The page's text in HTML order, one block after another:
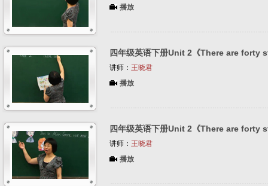
播放
四年级英语下册Unit 2《There are
讲师： 王晓君
播放
四年级英语下册Unit 2《There are
讲师： 王晓君
播放